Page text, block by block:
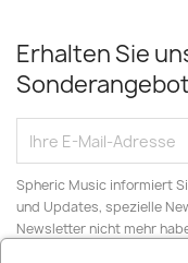
Erhalten Sie
Spheric Music informiert
und Updates, spezielle
Newsletter nicht mehr